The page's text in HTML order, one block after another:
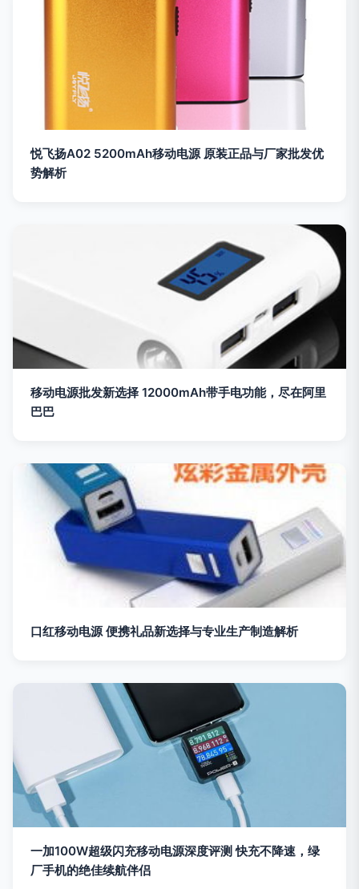
悦飞扬A02 5200mAh移动电源 原装正品与厂家批发优
势解析
移动电源批发新选择 12000mAh带手电功能，尽在阿里
巴巴
口红移动电源 便携礼品新选择与专业生产制造解析
一加100W超级闪充移动电源深度评测 快充不降速，绿
厂手机的绝佳续航伴侣